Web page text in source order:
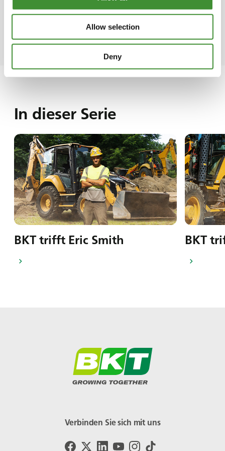
Allow selection
Deny
Vielseitigkeit auf der Baustelle.
In dieser Serie
BKT trifft Eric Smith BKT
Verbinden Sie sich mit uns